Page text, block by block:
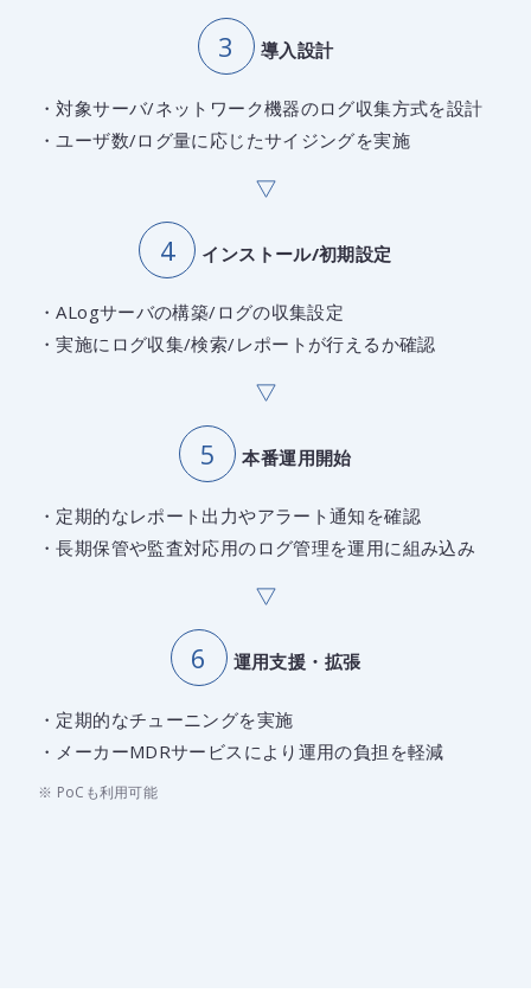
導入設計
・対象サーバ/ネットワーク機器のログ収集方式を設計
・ユーザ数/ログ量に応じたサイジングを実施
インストール/初期設定
・ALogサーバの構築/ログの収集設定
・実施にログ収集/検索/レポートが行えるか確認
本番運用開始
・定期的なレポート出力やアラート通知を確認
・長期保管や監査対応用のログ管理を運用に組み込み
運用支援・拡張
・定期的なチューニングを実施
・メーカーMDRサービスにより運用の負担を軽減
※ PoCも利用可能